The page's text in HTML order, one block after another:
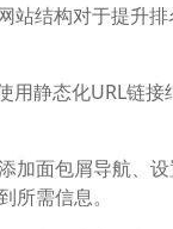
站结构对于提升
用静态化URL链
加面包屑导航、设
所需信息。